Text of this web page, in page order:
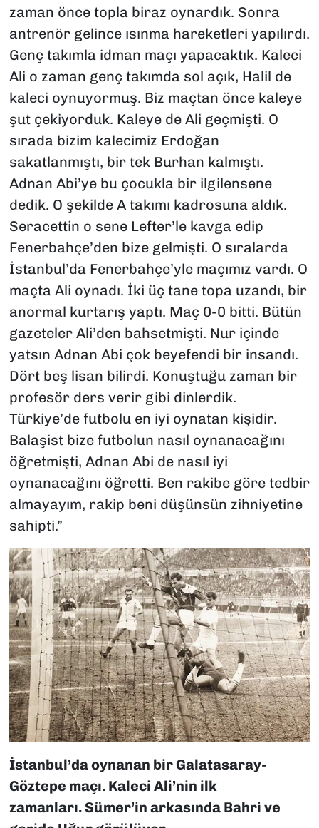
zaman önce topla biraz oynardık. Sonra
antrenör gelince ısınma hareketleri yapılırdı.
Genç takımla idman maçı yapacaktık. Kaleci
Ali o zaman genç takımda sol açık, Halil de
kaleci oynuyormuş. Biz maçtan önce kaleye
şut çekiyorduk. Kaleye de Ali geçmişti. O
sırada bizim kalecimiz Erdoğan
sakatlanmıştı, bir tek Burhan kalmıştı.
Adnan Abi’ye bu çocukla bir ilgilensene
dedik. O şekilde A takımı kadrosuna aldık.
Seracettin o sene Lefter’le kavga edip
Fenerbahçe’den bize gelmişti. O sıralarda
İstanbul’da Fenerbahçe’yle maçımız vardı. O
maçta Ali oynadı. İki üç tane topa uzandı, bir
anormal kurtarış yaptı. Maç 0-0 bitti. Bütün
gazeteler Ali’den bahsetmişti. Nur içinde
yatsın Adnan Abi çok beyefendi bir insandı.
Dört beş lisan bilirdi. Konuştuğu zaman bir
profesör ders verir gibi dinlerdik.
Türkiye’de futbolu en iyi oynatan kişidir.
Balaşist bize futbolun nasıl oynanacağını
öğretmişti, Adnan Abi de nasıl iyi
oynanacağını öğretti. Ben rakibe göre tedbir
almayayım, rakip beni düşünsün zihniyetine
sahipti.”
İstanbul’da oynanan bir Galatasaray-
Göztepe maçı. Kaleci Ali’nin ilk
zamanları. Sümer’in arkasında Bahri ve